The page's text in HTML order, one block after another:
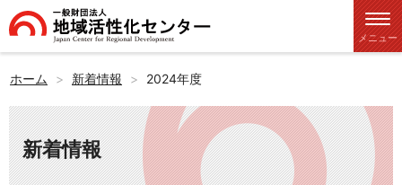
メニュー
ホーム 新着情報 2024年度
新着情報